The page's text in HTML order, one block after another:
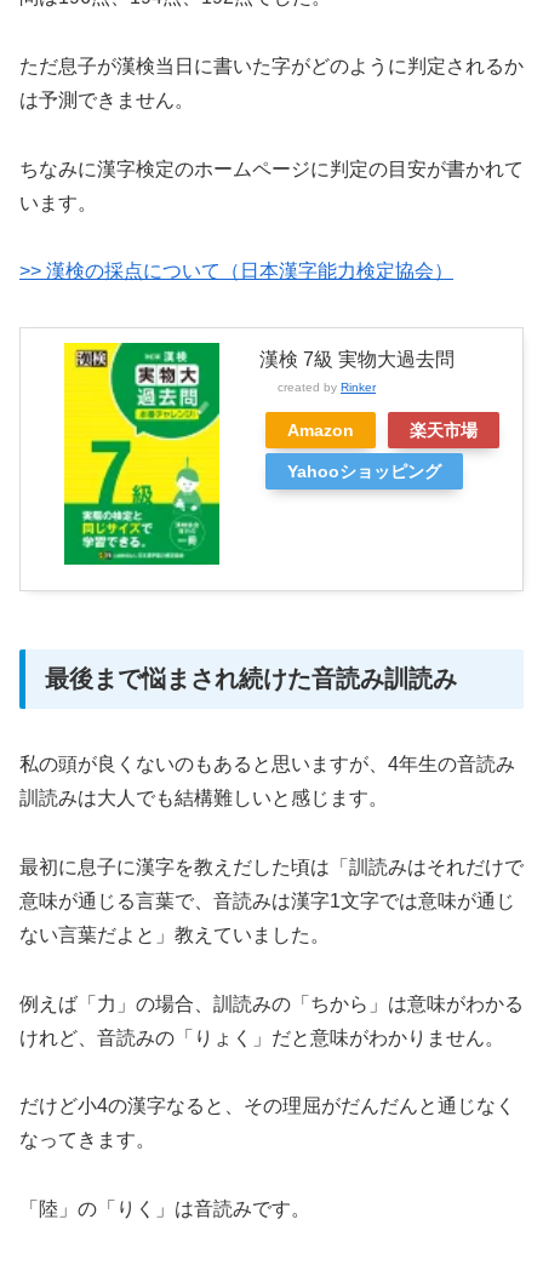
ただ息子が漢検当日に書いた字がどのように判定されるか
は予測できません。
ちなみに漢字検定のホームページに判定の目安が書かれて
います。
>> 漢検の採点について（日本漢字能力検定協会）
漢検 7級 実物大過去問
created by Rinker
Amazon 楽天市場
Yahooショッピング
最後まで悩まされ続けた音読み訓読み
私の頭が良くないのもあると思いますが、4年生の音読み
訓読みは大人でも結構難しいと感じます。
最初に息子に漢字を教えだした頃は「訓読みはそれだけで
意味が通じる言葉で、音読みは漢字1文字では意味が通じ
ない言葉だよと」教えていました。
例えば「力」の場合、訓読みの「ちから」は意味がわかる
けれど、音読みの「りょく」だと意味がわかりません。
だけど小4の漢字なると、その理屈がだんだんと通じなく
なってきます。
「陸」の「りく」は音読みです。